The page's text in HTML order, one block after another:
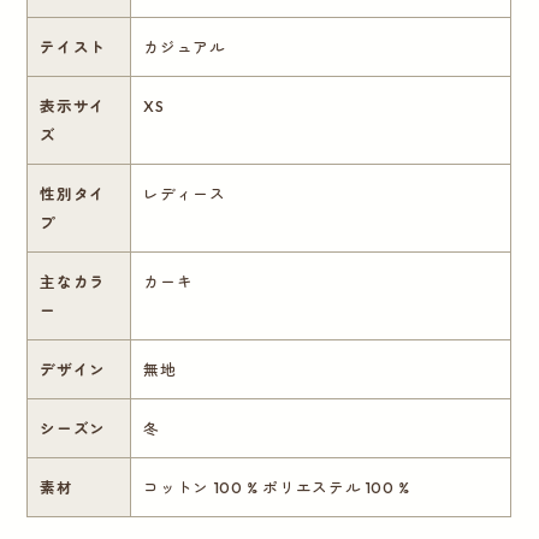
テイスト カジュアル
表示サイ
ズ
XS
性別タイ
プ
レディース
主なカラ
ー
カーキ
デザイン 無地
シーズン 冬
素材 コットン 100 % ポリエステル 100 %